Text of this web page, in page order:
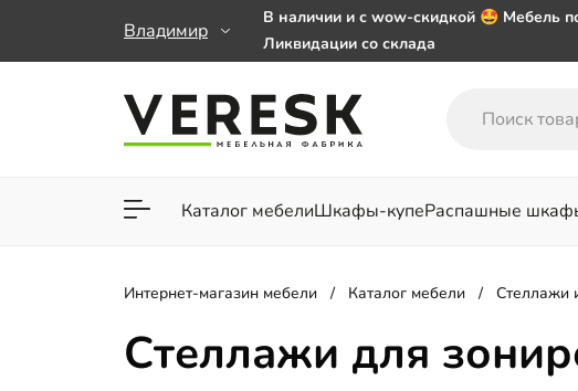
Владимир
В наличии и с wow-скидкой 🤩 Мебель
Ликвидации со склада
заказе от 50 000 ₽
Важно! Наш Whatsapp переехал на
Каталог мебелиШкафы-купеРаспашные
Для гостиной Для спальни
Интернет-магазин мебели Каталог мебели Стеллажи
Стеллажи для